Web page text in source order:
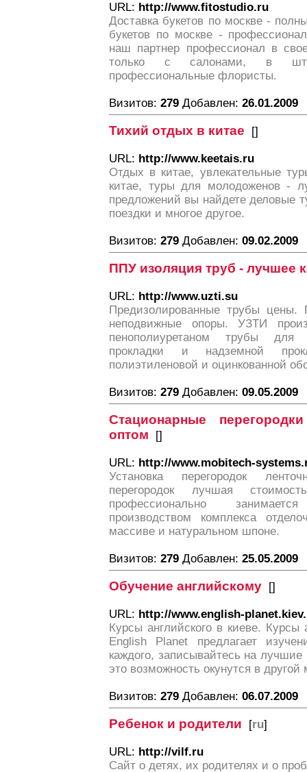
URL: http://www.fitostudio.ru
Доставка букетов по москве -
букетов по москве -
наш партнер профессионал в
только с салонами, в
профессиональные флористы.
Визитов: 279 Добавлен: 26.01.2009
Тихий отдых в китае []
URL: http://www.keetais.ru
Отдых в китае, увлекательные
китае, туры для молодоженов -
предложений вы найдете деловые
поездки и многое другое.
Визитов: 279 Добавлен: 09.02.2009
ППУ изоляция труб - лучшее
URL: http://www.uzti.su
Предизолированные трубы цены.
неподвижные опоры. УЗТИ
пенополиуретаном трубы для
прокладки и надземной
полиэтиленовой и оцинкованной
Визитов: 279 Добавлен: 09.05.2009
Стационарные
оптом []
URL: http://www.mobitech-
Установка перегородок
перегородок лучшая
профессионально
производством комплекса
массиве и натуральном шпоне.
Визитов: 279 Добавлен: 25.05.2009
Обучение английскому []
URL: http://www.english-
Курсы английского в киеве. Курсы
English Planet предлагает
каждого, записывайтесь на лучшие
это возможность окунутся в
Визитов: 279 Добавлен: 06.07.2009
Ребенок и родители [ru]
URL: http://vilf.ru
Сайт о детях, их родителях и о